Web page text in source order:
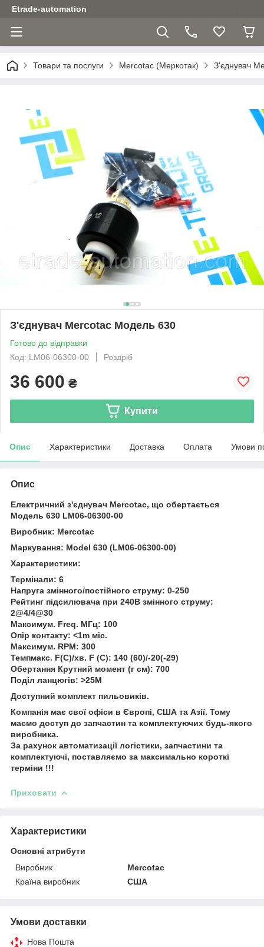
Etrade-automation
Товари та послуги Mercotac (Меркотак) З'єднувач
З'єднувач Mercotac Модель 630
Готово до відправки
Код: LM06-06300-00
Роздріб
36 600 ₴
Купити
Опис Характеристики Доставка Оплата Умови
Опис
Електричний з'єднувач Mercotac, що обертається
Модель 630 LM06-06300-00
Виробник: Mercotac
Маркування: Model 630 (LM06-06300-00)
Характеристики:
Термінали: 6
Напруга змінного/постійного струму: 0-250
Рейтинг підсилювача при 240В змінного струму:
2@4/4@30
Максимум. Freq. МГц: 100
Опір контакту: <1m міс.
Максимум. RPM: 300
Темпмакс. F(C)/хв. F (C): 140 (60)/-20(-29)
Обертання Крутний момент (г см): 700
Поділ ланцюгів: >25M
Доступний комплект пильовиків.
Компанія має свої офіси в Європі, США та Азії. Тому
маємо доступ до запчастин та комплектуючих будь-якого
виробника.
За рахунок автоматизації логістики, запчастини та
комплектуючі, поставляємо за максимально короткі
терміни !!!
Приховати
Характеристики
Основні атрибути
Виробник
Mercotac
Країна виробник
США
Умови доставки
Нова Пошта